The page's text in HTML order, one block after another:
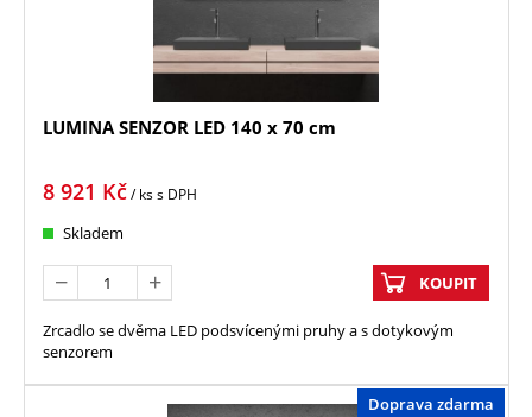
LUMINA SENZOR LED 140 x 70 cm
8 921 Kč/ kss DPH
Skladem
KOUPIT
Zrcadlo se dvěma LED podsvícenými pruhy a s dotykovým
senzorem
Doprava zdarma